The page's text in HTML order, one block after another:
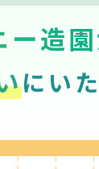
ー造
にい